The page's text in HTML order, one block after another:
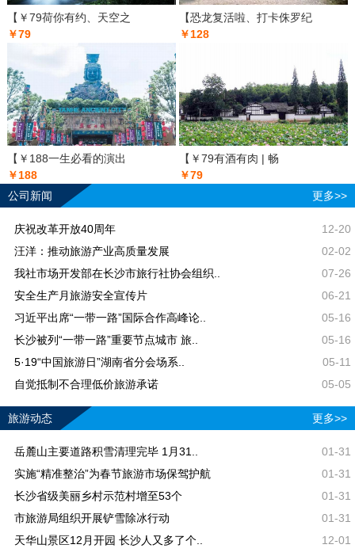
【￥79荷你有约、天空之
￥79
【恐龙复活啦、打卡侏罗纪
￥128
【￥188一生必看的演出
￥188
【￥79有酒有肉 | 畅
￥79
公司新闻
更多>>
庆祝改革开放40周年
12-20
汪洋：推动旅游产业高质量发展
02-02
我社市场开发部在长沙市旅行社协会组织..
07-26
安全生产月旅游安全宣传片
06-21
习近平出席“一带一路”国际合作高峰论..
05-16
长沙被列“一带一路”重要节点城市 旅..
05-16
5·19“中国旅游日”湖南省分会场系..
05-11
自觉抵制不合理低价旅游承诺
05-05
旅游动态 更多>>
岳麓山主要道路积雪清理完毕 1月31..
01-31
实施“精准整治”为春节旅游市场保驾护航
01-31
长沙省级美丽乡村示范村增至53个
01-31
市旅游局组织开展铲雪除冰行动
01-31
天华山景区12月开园 长沙人又多了个..
12-01